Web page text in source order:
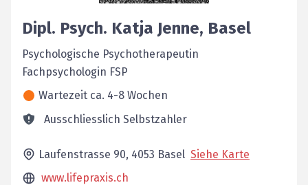
Dipl. Psych. Katja Jenne, Basel
Psychologische Psychotherapeutin
Fachpsychologin FSP
Wartezeit ca. 4-8 Wochen
Ausschliesslich Selbstzahler
Laufenstrasse 90, 4053 Basel Siehe Karte
www.lifepraxis.ch